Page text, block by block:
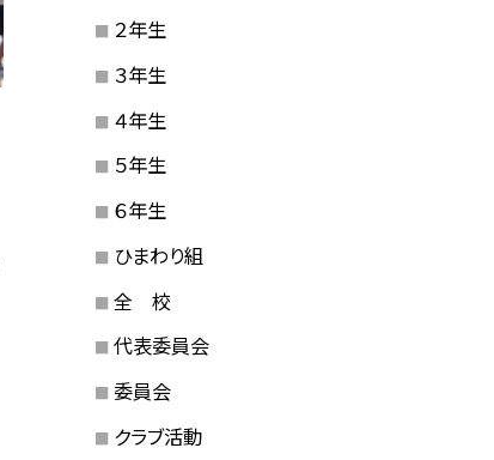
２年生
３年生
４年生
５年生
６年生
ひまわり組
全 校
代表委員会
委員会
クラブ活動